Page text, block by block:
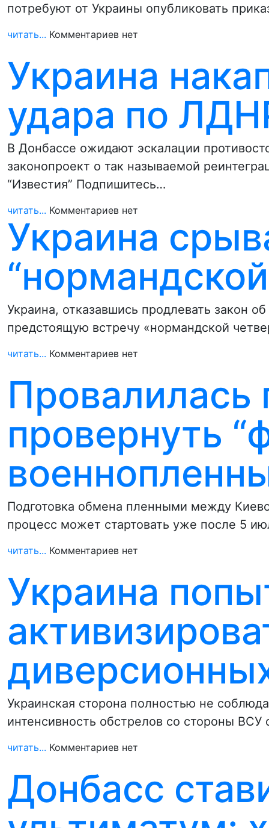
потребуют от Украины опубликовать
читать... Комментариев нет
Украина
удара по
В Донбассе ожидают эскалации
законопроект о так называемой
“Известия” Подпишитесь…
читать... Комментариев нет
Украина
Украина, отказавшись продлевать закон
предстоящую встречу «нормандской
читать... Комментариев нет
Провалилась
провернуть
Подготовка обмена пленными между
процесс может стартовать уже после 5
читать... Комментариев нет
Украина
Украинская сторона полностью не
интенсивность обстрелов со стороны ВСУ
читать... Комментариев нет
Донбасс